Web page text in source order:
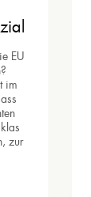
EU
im
zur